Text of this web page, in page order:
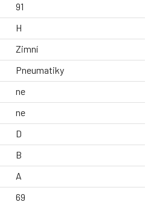
91
H
Zimní
Pneumatiky
ne
ne
D
B
A
69